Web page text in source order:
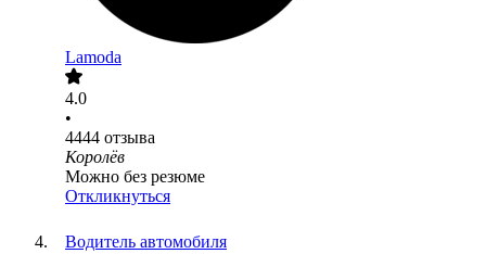
Lamoda
4.0
•
4444 отзыва
Королёв
Можно без резюме
Откликнуться
Водитель автомобиля